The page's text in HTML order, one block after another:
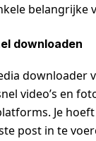
belangrijke
downloaden
downloader
video’s en
Je
post in te